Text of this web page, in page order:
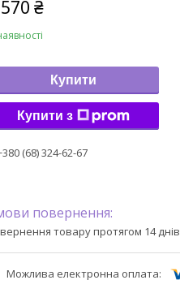
₴
Купити
Купити з
(68) 324-62-67
товару протягом 14 днів